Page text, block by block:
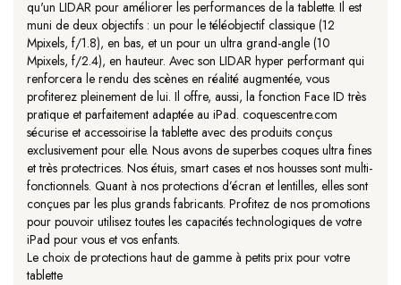
qu'un LIDAR pour améliorer les performances de la tablette. Il est
muni de deux objectifs : un pour le téléobjectif classique (12
Mpixels, f/1.8), en bas, et un pour un ultra grand-angle (10
Mpixels, f/2.4), en hauteur. Avec son LIDAR hyper performant qui
renforcera le rendu des scènes en réalité augmentée, vous
profiterez pleinement de lui. Il offre, aussi, la fonction Face ID très
pratique et parfaitement adaptée au iPad. coquescentre.com
sécurise et accessoirise la tablette avec des produits conçus
exclusivement pour elle. Nous avons de superbes coques ultra fines
et très protectrices. Nos étuis, smart cases et nos housses sont multi-
fonctionnels. Quant à nos protections d’écran et lentilles, elles sont
conçues par les plus grands fabricants. Profitez de nos promotions
pour pouvoir utilisez toutes les capacités technologiques de votre
iPad pour vous et vos enfants.
Le choix de protections haut de gamme à petits prix pour votre
tablette